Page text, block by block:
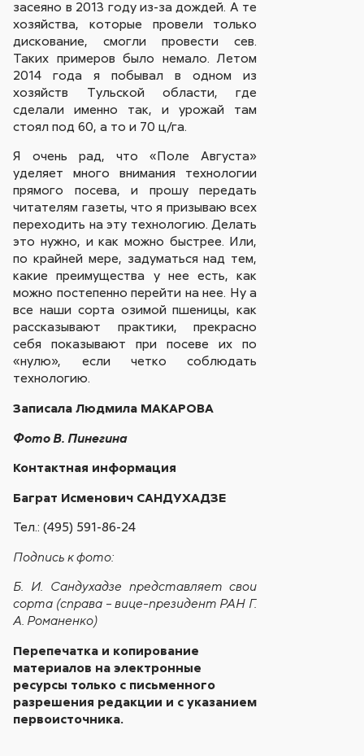
засеяно в 2013 году из-за дождей. А те
хозяйства, которые провели только
дискование, смогли провести сев.
Таких примеров было немало. Летом
2014 года я побывал в одном из
хозяйств Тульской области, где
сделали именно так, и урожай там
стоял под 60, а то и 70 ц/га.
Я очень рад, что «Поле Августа»
уделяет много внимания технологии
прямого посева, и прошу передать
читателям газеты, что я призываю всех
переходить на эту технологию. Делать
это нужно, и как можно быстрее. Или,
по крайней мере, задуматься над тем,
какие преимущества у нее есть, как
можно постепенно перейти на нее. Ну а
все наши сорта озимой пшеницы, как
рассказывают практики, прекрасно
себя показывают при посеве их по
«нулю», если четко соблюдать
технологию.
Записала Людмила МАКАРОВА
Фото В. Пинегина
Контактная информация
Баграт Исменович САНДУХАДЗЕ
Тел.: (495) 591-86-24
Подпись к фото:
Б. И. Сандухадзе представляет свои
сорта (справа – вице-президент РАН Г.
А. Романенко)
Перепечатка и копирование
материалов на электронные
ресурсы только с письменного
разрешения редакции и с указанием
первоисточника.